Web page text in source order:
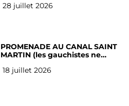
Français
28 juillet 2026
PROMENADE AU CANAL SAINT
MARTIN (les gauchistes ne
18 juillet 2026